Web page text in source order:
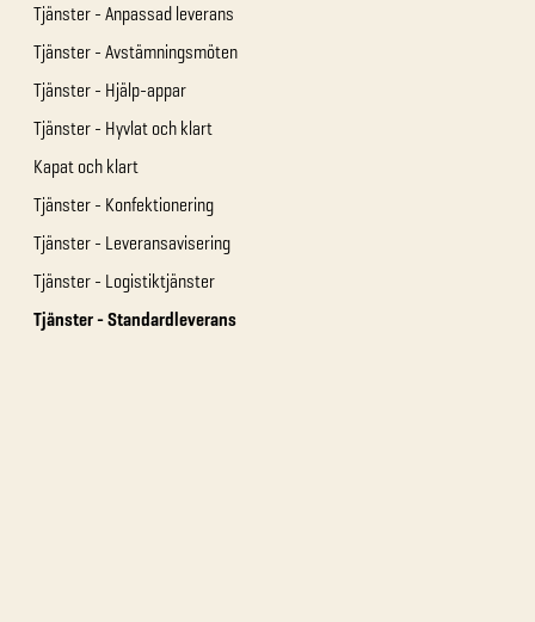
Tjänster - Anpassad leverans
Tjänster - Avstämningsmöten
Tjänster - Hjälp-appar
Tjänster - Hyvlat och klart
Kapat och klart
Tjänster - Konfektionering
Tjänster - Leveransavisering
Tjänster - Logistiktjänster
Tjänster - Standardleverans